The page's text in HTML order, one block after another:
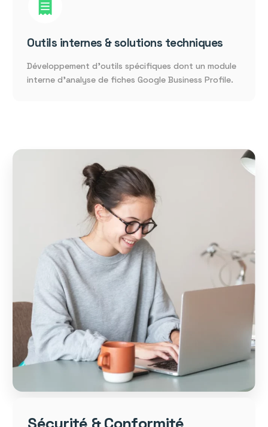
Outils internes & solutions techniques
Développement d’outils spécifiques dont un module
interne d’analyse de fiches Google Business Profile.